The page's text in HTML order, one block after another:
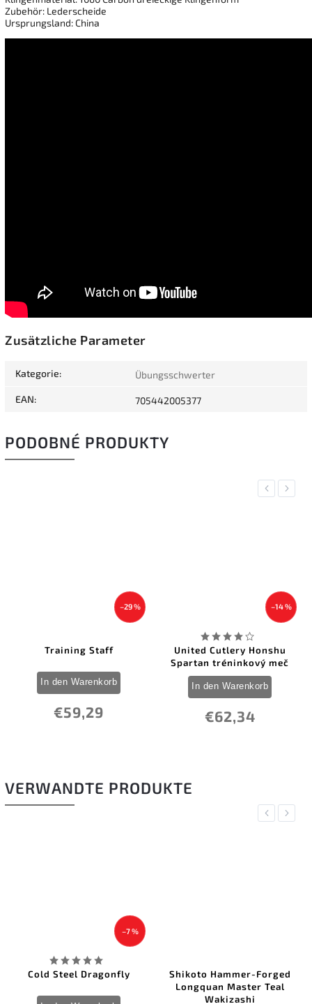
Zubehör: Lederscheide
Ursprungsland: China
Zusätzliche Parameter
Kategorie: Übungsschwerter
EAN: 705442005377
PODOBNÉ PRODUKTY
Previous
United Cutlery Honshu
Spartan tréninkový meč
€62,34
In den Warenkorb
Cold Steel Balicki
Trainer
€29,50
In den
Next
VERWANDTE PRODUKTE
Previous
Dragonfly
Shikoto Hammer-Forged
Longquan Master Teal
Cold Steel
Next